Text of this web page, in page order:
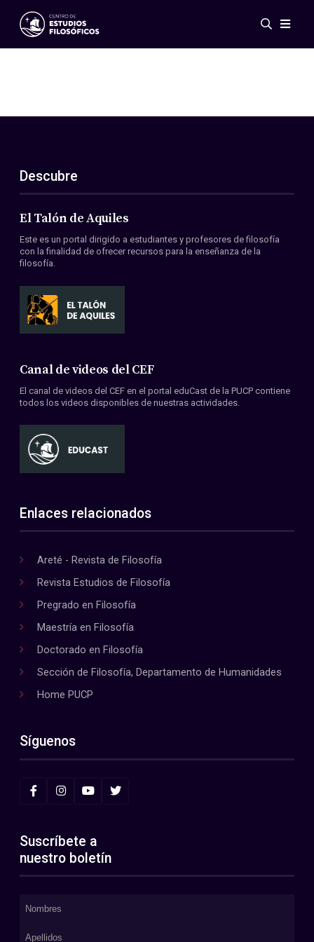
Eventos
ES
EN
Acerca de nosotros
Miembros
Convenios
Descubre
El Talón de Aquiles
Este es un portal dirigido a estudiantes y profesores de filosofía
con la finalidad de ofrecer recursos para la enseñanza de la
filosofía.
Canal de videos del CEF
El canal de videos del CEF en el portal eduCast de la PUCP contiene
todos los videos disponibles de nuestras actividades.
Enlaces relacionados
Areté - Revista de Filosofía
Revista Estudios de Filosofía
Pregrado en Filosofía
Maestría en Filosofía
Doctorado en Filosofía
Sección de Filosofía, Departamento de Humanidades
Home PUCP
Síguenos
Suscríbete a
nuestro boletín